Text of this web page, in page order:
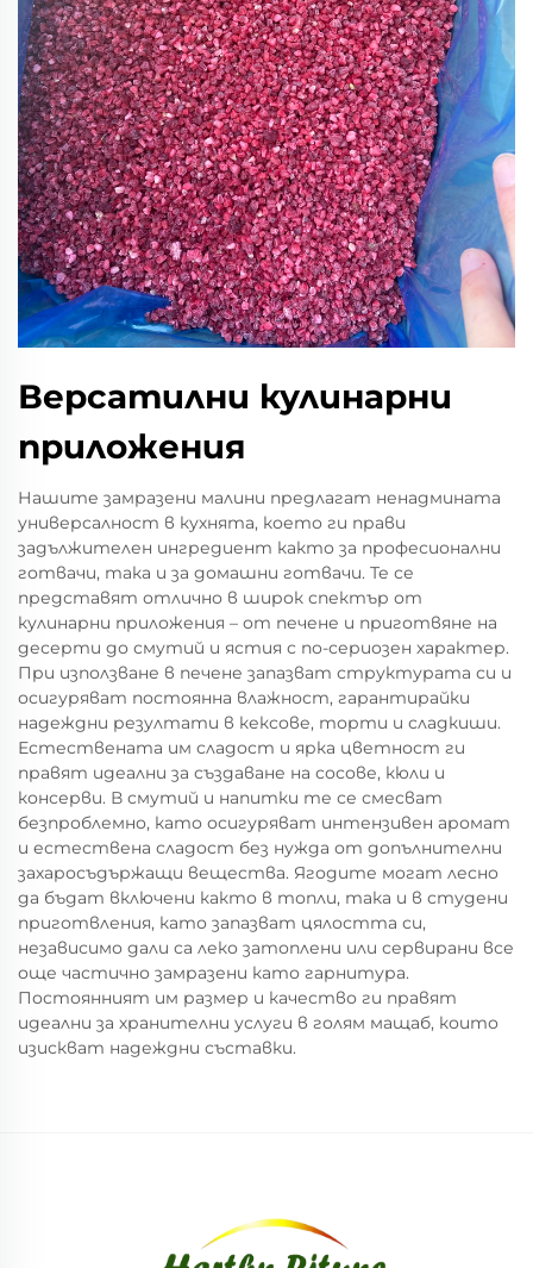
Версатилни кулинарни
приложения
Нашите замразени малини предлагат ненадмината
универсалност в кухнята, което ги прави
задължителен ингредиент както за професионални
готвачи, така и за домашни готвачи. Те се
представят отлично в широк спектър от
кулинарни приложения – от печене и приготвяне на
десерти до смутий и ястия с по-сериозен характер.
При използване в печене запазват структурата си и
осигуряват постоянна влажност, гарантирайки
надеждни резултати в кексове, торти и сладкиши.
Естествената им сладост и ярка цветност ги
правят идеални за създаване на сосове, кюли и
консерви. В смутий и напитки те се смесват
безпроблемно, като осигуряват интензивен аромат
и естествена сладост без нужда от допълнителни
захаросъдържащи вещества. Ягодите могат лесно
да бъдат включени както в топли, така и в студени
приготвления, като запазват цялостта си,
независимо дали са леко затоплени или сервирани все
още частично замразени като гарнитура.
Постоянният им размер и качество ги правят
идеални за хранителни услуги в голям мащаб, които
изискват надеждни съставки.